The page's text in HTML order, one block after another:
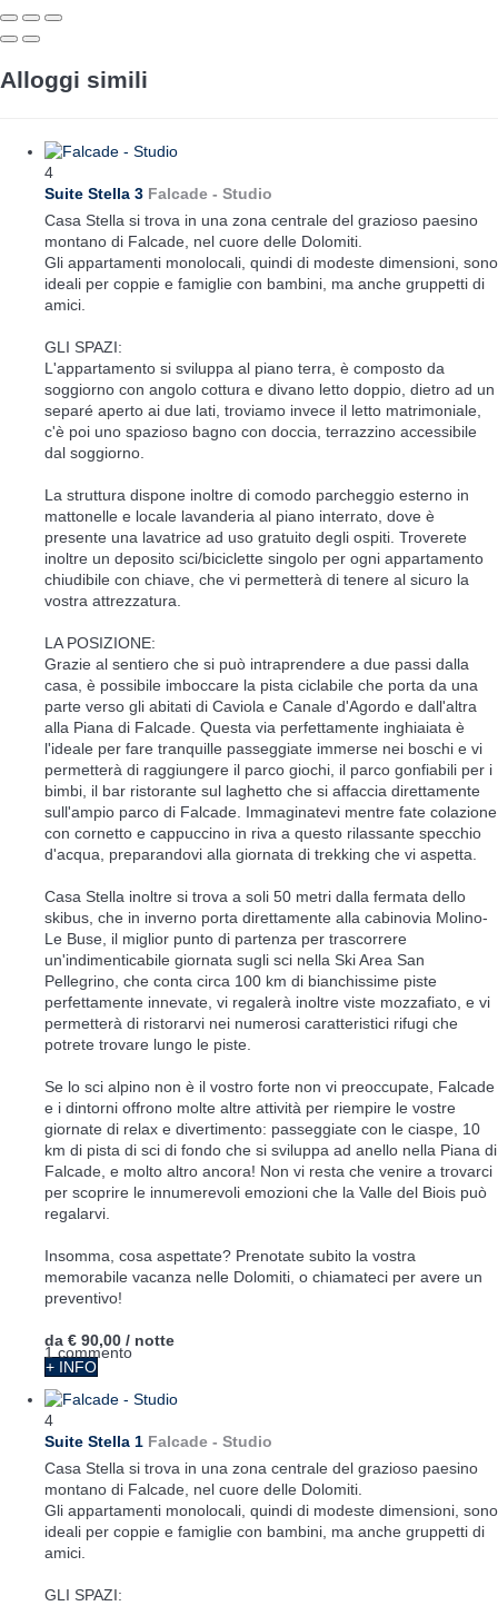
Alloggi simili
4
Suite Stella 3 Falcade - Studio
Casa Stella si trova in una zona centrale del grazioso paesino
montano di Falcade, nel cuore delle Dolomiti.
Gli appartamenti monolocali, quindi di modeste dimensioni, sono
ideali per coppie e famiglie con bambini, ma anche gruppetti di
amici.
GLI SPAZI:
L'appartamento si sviluppa al piano terra, è composto da
soggiorno con angolo cottura e divano letto doppio, dietro ad un
separé aperto ai due lati, troviamo invece il letto matrimoniale,
c'è poi uno spazioso bagno con doccia, terrazzino accessibile
dal soggiorno.
La struttura dispone inoltre di comodo parcheggio esterno in
mattonelle e locale lavanderia al piano interrato, dove è
presente una lavatrice ad uso gratuito degli ospiti. Troverete
inoltre un deposito sci/biciclette singolo per ogni appartamento
chiudibile con chiave, che vi permetterà di tenere al sicuro la
vostra attrezzatura.
LA POSIZIONE:
Grazie al sentiero che si può intraprendere a due passi dalla
casa, è possibile imboccare la pista ciclabile che porta da una
parte verso gli abitati di Caviola e Canale d'Agordo e dall'altra
alla Piana di Falcade. Questa via perfettamente inghiaiata è
l'ideale per fare tranquille passeggiate immerse nei boschi e vi
permetterà di raggiungere il parco giochi, il parco gonfiabili per i
bimbi, il bar ristorante sul laghetto che si affaccia direttamente
sull'ampio parco di Falcade. Immaginatevi mentre fate colazione
con cornetto e cappuccino in riva a questo rilassante specchio
d'acqua, preparandovi alla giornata di trekking che vi aspetta.
Casa Stella inoltre si trova a soli 50 metri dalla fermata dello
skibus, che in inverno porta direttamente alla cabinovia Molino-
Le Buse, il miglior punto di partenza per trascorrere
un'indimenticabile giornata sugli sci nella Ski Area San
Pellegrino, che conta circa 100 km di bianchissime piste
perfettamente innevate, vi regalerà inoltre viste mozzafiato, e vi
permetterà di ristorarvi nei numerosi caratteristici rifugi che
potrete trovare lungo le piste.
Se lo sci alpino non è il vostro forte non vi preoccupate, Falcade
e i dintorni offrono molte altre attività per riempire le vostre
giornate di relax e divertimento: passeggiate con le ciaspe, 10
km di pista di sci di fondo che si sviluppa ad anello nella Piana di
Falcade, e molto altro ancora! Non vi resta che venire a trovarci
per scoprire le innumerevoli emozioni che la Valle del Biois può
regalarvi.
Insomma, cosa aspettate? Prenotate subito la vostra
memorabile vacanza nelle Dolomiti, o chiamateci per avere un
preventivo!
1 commento
da € 90,00 / notte
+ INFO
4
Suite Stella 1 Falcade - Studio
Casa Stella si trova in una zona centrale del grazioso paesino
montano di Falcade, nel cuore delle Dolomiti.
Gli appartamenti monolocali, quindi di modeste dimensioni, sono
ideali per coppie e famiglie con bambini, ma anche gruppetti di
amici.
GLI SPAZI: